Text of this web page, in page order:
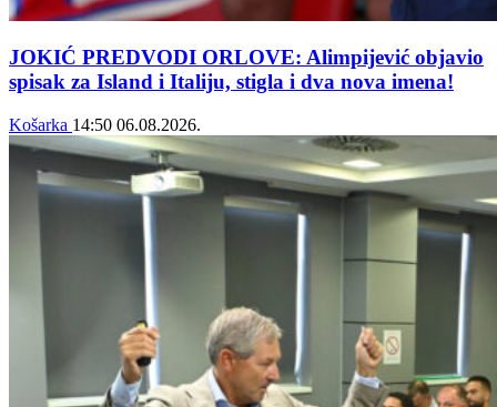
JOKIĆ PREDVODI ORLOVE: Alimpijević objavio
spisak za Island i Italiju, stigla i dva nova imena!
Košarka 14:50 06.08.2026.